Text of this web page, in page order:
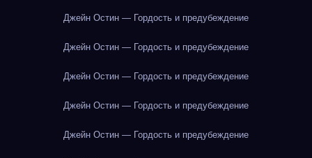
Джейн Остин — Гордость и предубеждение
Джейн Остин — Гордость и предубеждение
Джейн Остин — Гордость и предубеждение
Джейн Остин — Гордость и предубеждение
Джейн Остин — Гордость и предубеждение